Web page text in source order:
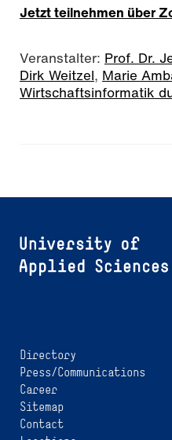
Jetzt teilnehmen über
Veranstalter: Prof. Dr.
Dirk Weitzel, Marie
Wirtschaftsinformatik
Directory
Press/Communications
Career
Sitemap
Contact